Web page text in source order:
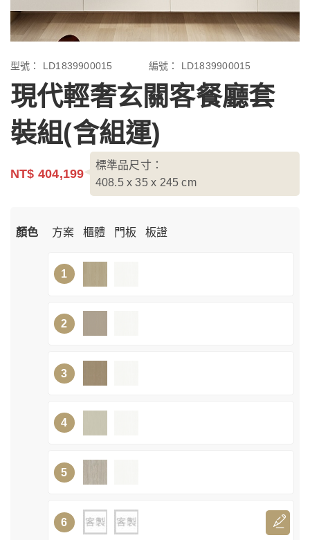
型號： LD1839900015 編號： LD1839900015
現代輕奢玄關客餐廳套
裝組(含組運)
NT$ 404,199
標準品尺寸：
408.5 x 35 x 245cm
顏色 方案 櫃體 門板 板證
1
2
3
4
5
6